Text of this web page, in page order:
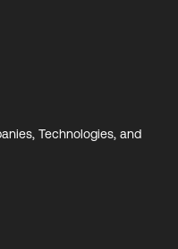
Technologies, and